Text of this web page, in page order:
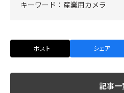
キーワード： 産業用カメラ
ポスト シェア
記事一